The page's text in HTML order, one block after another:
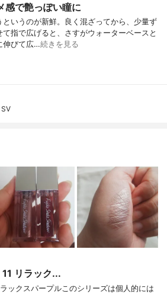
感で艶っぽい瞳に
というのが新鮮。良く混ざってから、少量ず
指で広げると、さすがウォーターベースと
伸びて広…続きを見る
リラック...
ックスパープルこのシリーズは個人的には